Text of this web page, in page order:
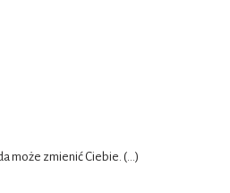
może zmienić Ciebie. (...)